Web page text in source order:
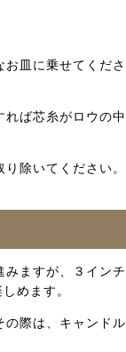
皿に乗せてくださ
ば芯糸がロウの中
除いてください。
ますが、３インチ
めます。
際は、キャンドル